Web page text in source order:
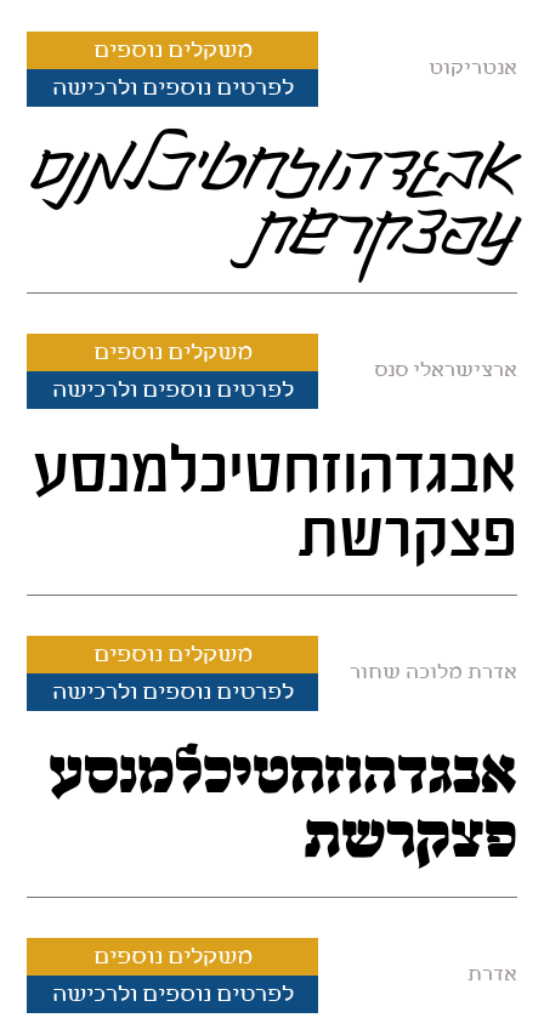
אנטריקוט
משקלים נוספים
לפרטים נוספים ולרכישה
אבגדהוזחטיכלמנס
עפצקרשת
ארצישראלי סנס
משקלים נוספים
לפרטים נוספים ולרכישה
אבגדהוזחטיכלמנסע
פצקרשת
אדרת מלוכה שחור
משקלים נוספים
לפרטים נוספים ולרכישה
אבגדהוזחטיכלמנסע
פצקרשת
אדרת
משקלים נוספים
לפרטים נוספים ולרכישה